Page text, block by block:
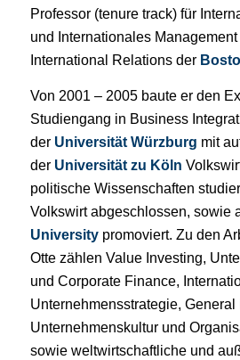
Professor (tenure track) für
und Internationales
International Relations der
Von 2001 – 2005 baute er den
Studiengang in Business
der Universität Würzburg mit
der Universität zu Köln
politische Wis­sen­schaften
Volkswirt abgeschlossen, sowie
Universitypromoviert. Zu den
Otte zählen Value Investing,
und Corporate Finance,
Unter­nehmens­stra­te­gie, General
Unternehmenskultur und
sowie weltwirtschaftliche und